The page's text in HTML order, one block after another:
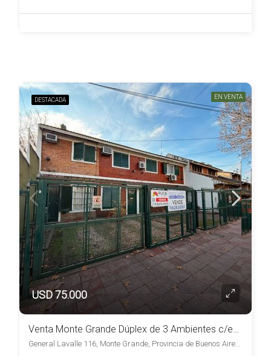
DESTACADA EN VENTA
USD 75.000
Venta Monte Grande Dúplex de 3 Ambientes c/estacionamiento y patio Apto Credito
General Lavalle 116, Monte Grande, Provincia de Buenos Aires, Argentina, Monte Grande, Esteban Echeverría